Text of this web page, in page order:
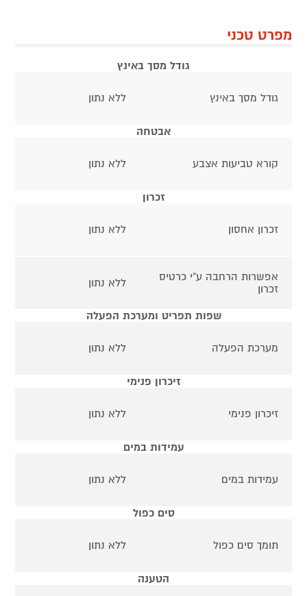
מפרט טכני
גודל מסך באינץ
גודל מסך באינץ ללא נתון
אבטחה
קורא טביעות אצבע ללא נתון
זכרון
זכרון אחסון ללא נתון
אפשרות הרחבה ע"י כרטיס
זכרון
ללא נתון
שפות תפריט ומערכת הפעלה
מערכת הפעלה ללא נתון
זיכרון פנימי
זיכרון פנימי ללא נתון
עמידות במים
עמידות במים ללא נתון
סים כפול
תומך סים כפול ללא נתון
הטענה